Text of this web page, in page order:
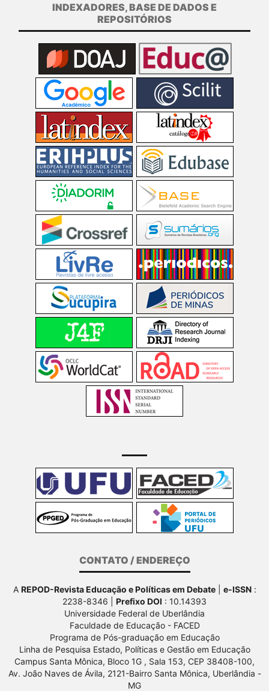
INDEXADORES, BASE DE DADOS E
REPOSITÓRIOS
CONTATO / ENDEREÇO
A REPOD-Revista Educação e Políticas em Debate| e-ISSN:
2238-8346 | Prefixo DOI : 10.14393
Universidade Federal de Uberlândia
Faculdade de Educação - FACED
Programa de Pós-graduação em Educação
Linha de Pesquisa Estado, Políticas e Gestão em Educação
Campus Santa Mônica, Bloco 1G , Sala 153, CEP 38408-100,
Av. João Naves de Ávila, 2121-Bairro Santa Mônica, Uberlândia -
MG